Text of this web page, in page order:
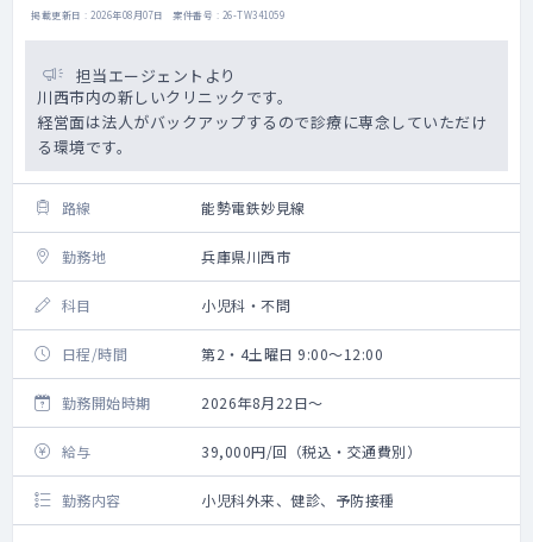
掲載更新日 : 2026年08月07日 案件番号 : 26-TW341059
担当エージェントより
川西市内の新しいクリニックです。
経営面は法人がバックアップするので診療に専念していただけ
る環境です。
路線 能勢電鉄妙見線
勤務地 兵庫県川西市
科目 小児科・不問
日程/時間 第2・4土曜日 9:00～12:00
勤務開始時期 2026年8月22日～
給与 39,000円/回（税込・交通費別）
勤務内容 小児科外来、健診、予防接種